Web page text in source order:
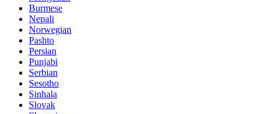
Burmese
Nepali
Norwegian
Pashto
Persian
Punjabi
Serbian
Sesotho
Sinhala
Slovak